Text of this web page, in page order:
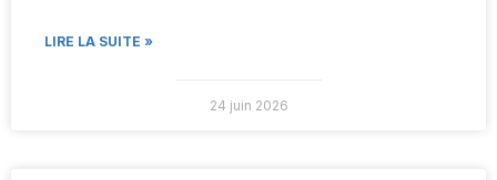
LIRE LA SUITE »
24 juin 2026